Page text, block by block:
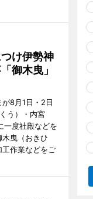
け伊勢神
御木曳」
8月1日・2日
う）・内宮
一度社殿などを
曳（おきひ
作業などをご